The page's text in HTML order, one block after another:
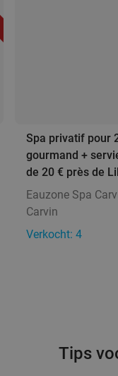
Spa privatif pour
gourmand +
de 20 € près de
Eauzone Spa
Carvin
Verkocht: 4
Tips